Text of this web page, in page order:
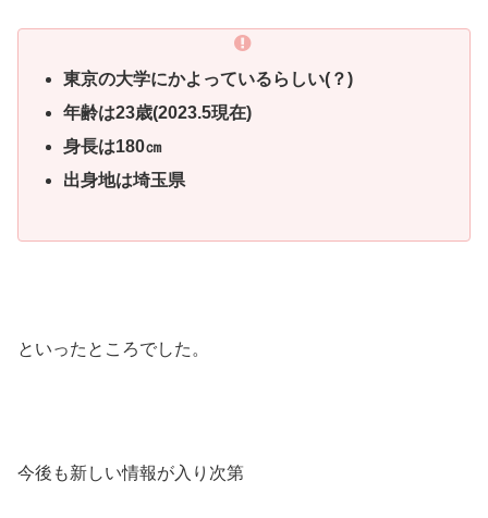
東京の大学にかよっているらしい(？)
年齢は23歳(2023.5現在)
身長は180㎝
出身地は埼玉県
といったところでした。
今後も新しい情報が入り次第